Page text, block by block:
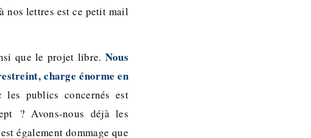
nos lettres est ce petit mail
que le projet libre. Nous
charge énorme en
les publics concernés est
? Avons-nous déjà les
également dommage que